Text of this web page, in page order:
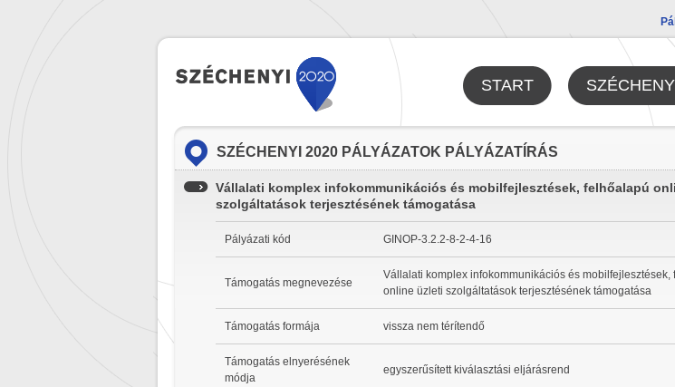
START
SZÉCHENYI 2020 PÁLYÁZATOK PÁLYÁZATÍRÁS
Vállalati komplex infokommunikációs és mobilfejlesztések, felhőalapú
szolgáltatások terjesztésének támogatása
Pályázati kód GINOP-3.2.2-8-2-4-16
Támogatás megnevezése
Vállalati komplex infokommunikációs és mobilfejlesztések,
online üzleti szolgáltatások terjesztésének támogatása
Támogatás formája vissza nem térítendő
Támogatás elnyerésének
módja
egyszerűsített kiválasztási eljárásrend